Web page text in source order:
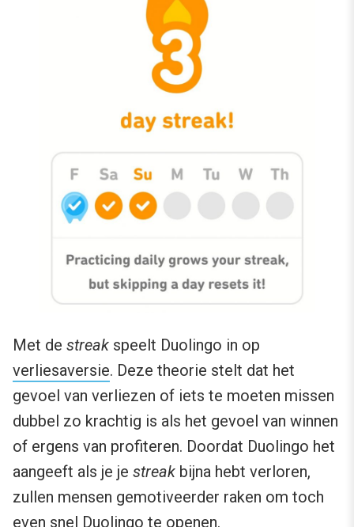
Met de streak speelt Duolingo in op
verliesaversie. Deze theorie stelt dat het
gevoel van verliezen of iets te moeten missen
dubbel zo krachtig is als het gevoel van winnen
of ergens van profiteren. Doordat Duolingo het
aangeeft als je je streak bijna hebt verloren,
zullen mensen gemotiveerder raken om toch
even snel Duolingo te openen.